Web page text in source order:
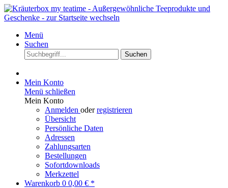
Menü
Suchen
Suchen
Mein Konto
Menü schließen
Mein Konto
Anmelden oderregistrieren
Übersicht
Persönliche Daten
Adressen
Zahlungsarten
Bestellungen
Sofortdownloads
Merkzettel
Warenkorb 0 0,00 € *